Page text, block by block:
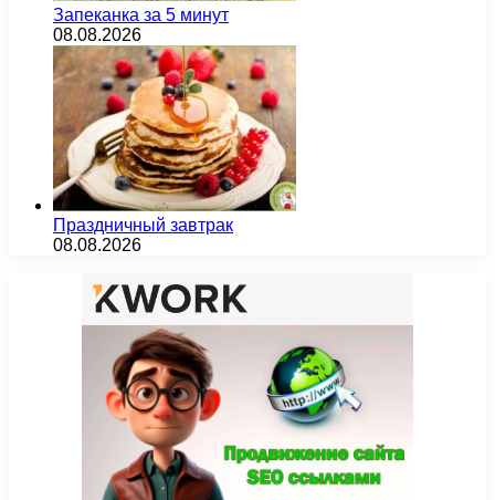
Запеканка за 5 минут
08.08.2026
Праздничный завтрак
08.08.2026